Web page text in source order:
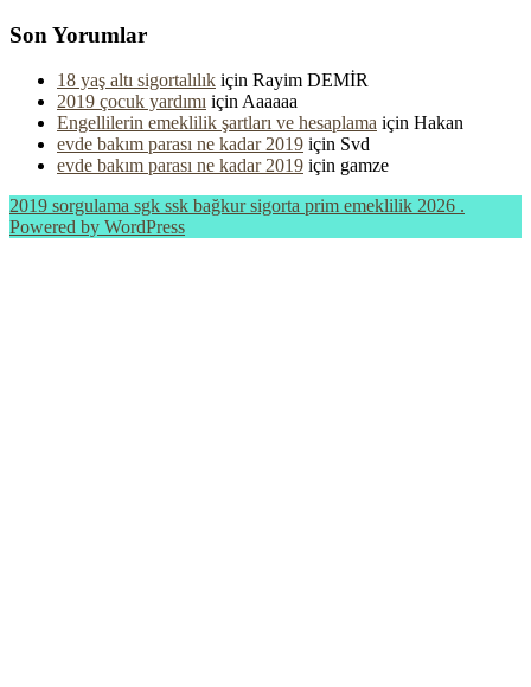
Son Yorumlar
18 yaş altı sigortalılık için Rayim DEMİR
2019 çocuk yardımı için Aaaaaa
Engellilerin emeklilik şartları ve hesaplama için Hakan
evde bakım parası ne kadar 2019 için Svd
evde bakım parası ne kadar 2019 için gamze
2019 sorgulama sgk ssk bağkur sigorta prim emeklilik 2026 .
Powered by WordPress